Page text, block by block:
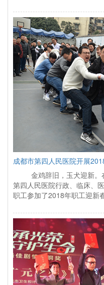
成都市第四人民医院开展
金鸡辞旧，玉犬迎新。
第四人民医院行政、临床、
职工参加了2018年职工迎新